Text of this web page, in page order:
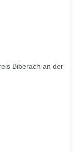
Biberach an der